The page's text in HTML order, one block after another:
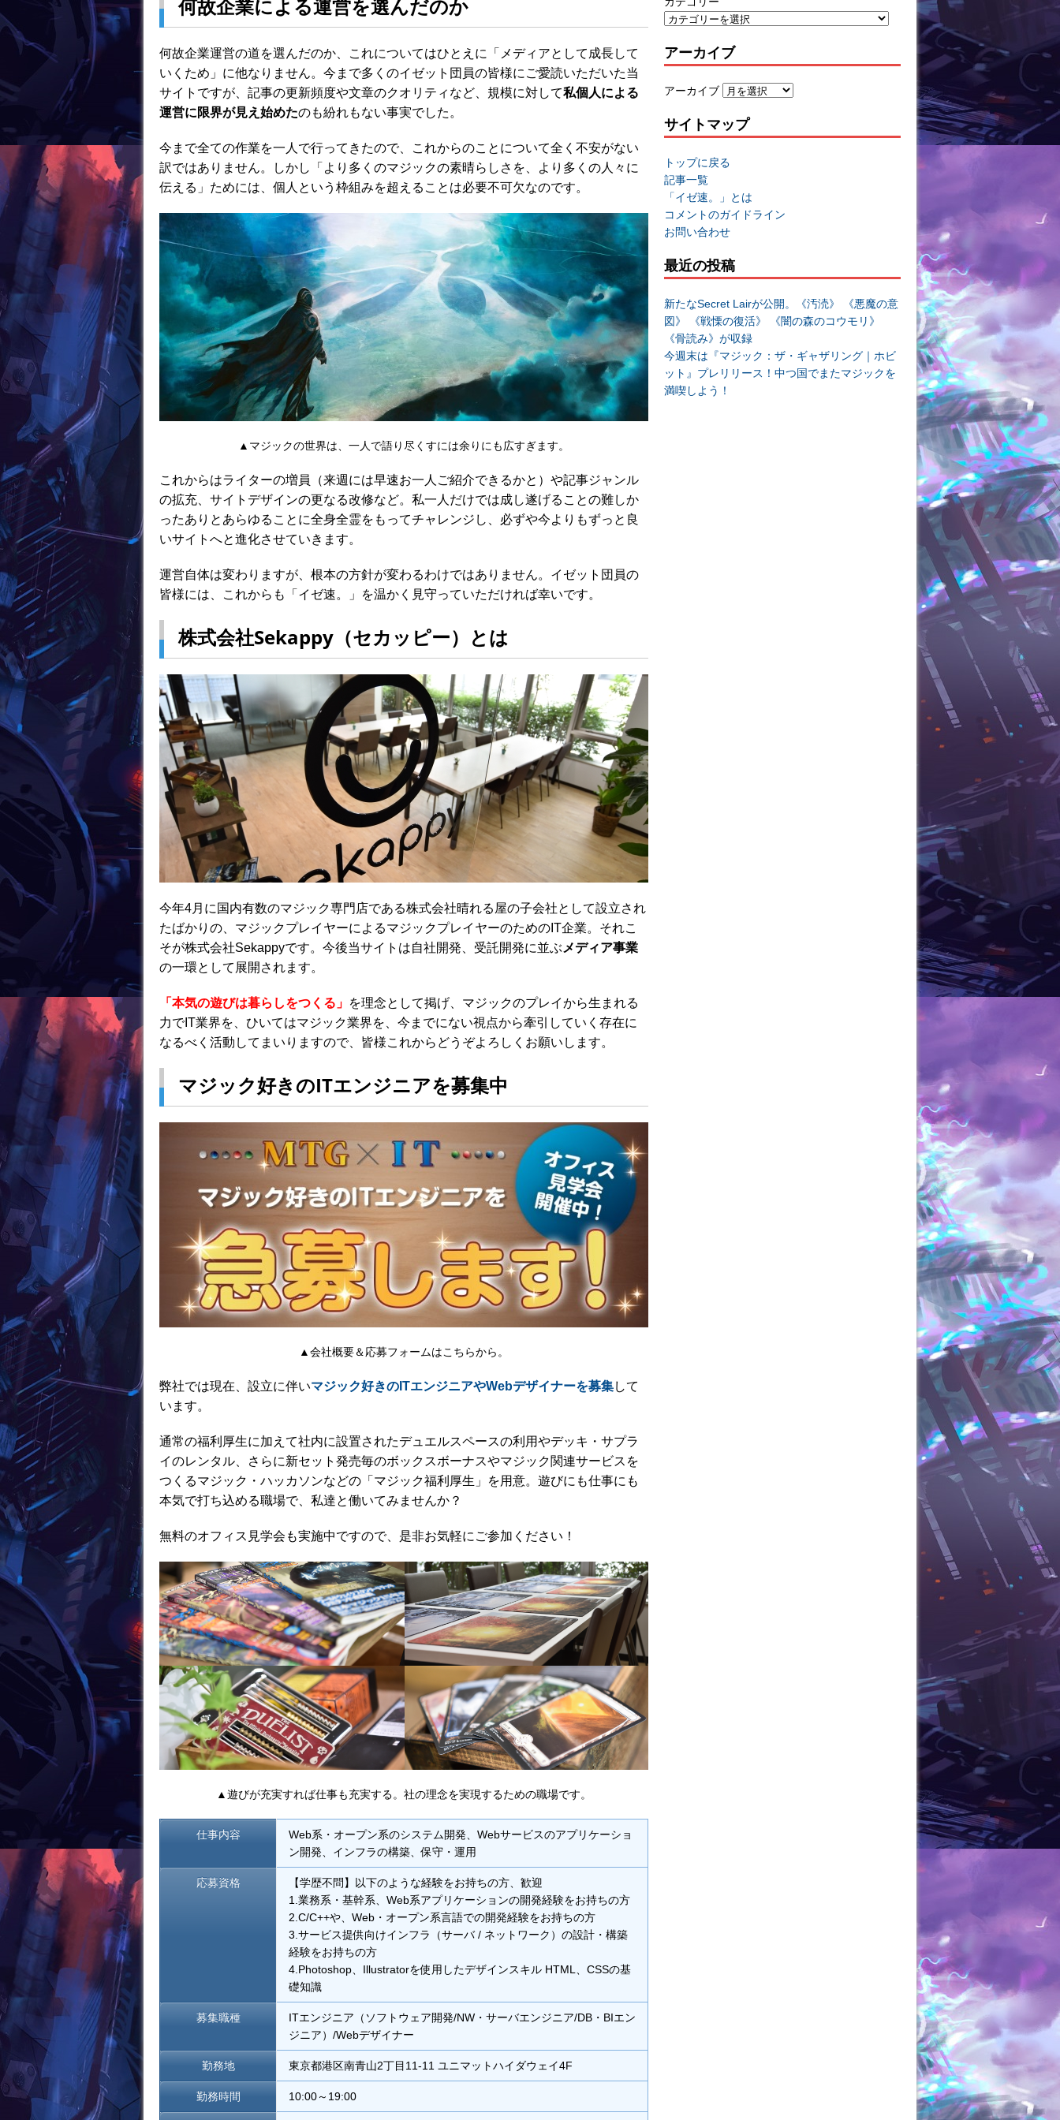
k
何故企業による運営を選んだのか
何故企業運営の道を選んだのか、これについてはひとえに「メディアとして成長して
いくため」に他なりません。今まで多くのイゼット団員の皆様にご愛読いただいた当
サイトですが、記事の更新頻度や文章のクオリティなど、規模に対して私個人による
運営に限界が見え始めたのも紛れもない事実でした。
今まで全ての作業を一人で行ってきたので、これからのことについて全く不安がない
訳ではありません。しかし「より多くのマジックの素晴らしさを、より多くの人々に
伝える」ためには、個人という枠組みを超えることは必要不可欠なのです。
▲マジックの世界は、一人で語り尽くすには余りにも広すぎます。
これからはライターの増員（来週には早速お一人ご紹介できるかと）や記事ジャンル
の拡充、サイトデザインの更なる改修など。私一人だけでは成し遂げることの難しか
ったありとあらゆることに全身全霊をもってチャレンジし、必ずや今よりもずっと良
いサイトへと進化させていきます。
運営自体は変わりますが、根本の方針が変わるわけではありません。イゼット団員の
皆様には、これからも「イゼ速。」を温かく見守っていただければ幸いです。
株式会社Sekappy（セカッピー）とは
今年4月に国内有数のマジック専門店である株式会社晴れる屋の子会社として設立され
たばかりの、マジックプレイヤーによるマジックプレイヤーのためのIT企業。それこ
そが株式会社Sekappyです。今後当サイトは自社開発、受託開発に並ぶ メディア事業
の一環として展開されます。
「本気の遊びは暮らしをつくる」 を理念として掲げ、マジックのプレイから生まれる
力でIT業界を、ひいてはマジック業界を、今までにない視点から牽引していく存在に
なるべく活動してまいりますので、皆様これからどうぞよろしくお願いします。
マジック好きのITエンジニアを募集中
▲会社概要＆応募フォームはこちらから。
弊社では現在、設立に伴いマジック好きのITエンジニアやWebデザイナーを募集して
います。
通常の福利厚生に加えて社内に設置されたデュエルスペースの利用やデッキ・サプラ
イのレンタル、さらに新セット発売毎のボックスボーナスやマジック関連サービスを
つくるマジック・ハッカソンなどの「マジック福利厚生」を用意。遊びにも仕事にも
本気で打ち込める職場で、私達と働いてみませんか？
無料のオフィス見学会も実施中ですので、是非お気軽にご参加ください！
▲遊びが充実すれば仕事も充実する。社の理念を実現するための職場です。
仕事内容
Web系・オープン系のシステム開発、Webサービスのアプリケーショ
ン開発、インフラの構築、保守・運用
応募資格
【学歴不問】以下のような経験をお持ちの方、歓迎
1.業務系・基幹系、Web系アプリケーションの開発経験をお持ちの方
2.C/C++や、Web・オープン系言語での開発経験をお持ちの方
3.サービス提供向けインフラ（サーバ / ネットワーク）の設計・構築
経験をお持ちの方
4.Photoshop、Illustratorを使用したデザインスキル HTML、CSSの基
礎知識
募集職種
ITエンジニア（ソフトウェア開発/NW・サーバエンジニア/DB・BIエン
ジニア）/Webデザイナー
勤務地 東京都港区南青山2丁目11-11 ユニマットハイダウェイ4F
勤務時間 10:00～19:00
アーカイブ
アーカイブ
サイトマップ
トップに戻る
記事一覧
「イゼ速。」とは
コメントのガイドライン
お問い合わせ
最近の投稿
新たなSecret Lairが公開。《汚涜》 《悪魔の意
図》 《戦慄の復活》 《闇の森のコウモリ》
《骨読み》が収録
今週末は『マジック：ザ・ギャザリング｜ホビ
ット』プレリリース！中つ国でまたマジックを
満喫しよう！